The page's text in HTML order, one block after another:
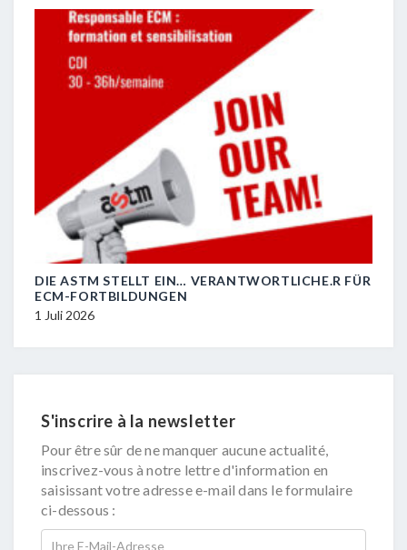
DIE ASTM STELLT EIN… VERANTWORTLICHE.R FÜR
ECM-FORTBILDUNGEN
1 Juli 2026
S'inscrire à la newsletter
Pour être sûr de ne manquer aucune actualité,
inscrivez-vous à notre lettre d'information en
saisissant votre adresse e-mail dans le formulaire
ci-dessous :